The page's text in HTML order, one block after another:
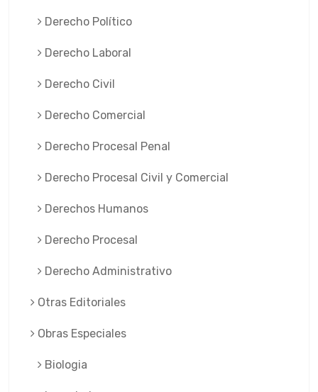
Derecho Político
Derecho Laboral
Derecho Civil
Derecho Comercial
Derecho Procesal Penal
Derecho Procesal Civil y Comercial
Derechos Humanos
Derecho Procesal
Derecho Administrativo
Otras Editoriales
Obras Especiales
Biologia